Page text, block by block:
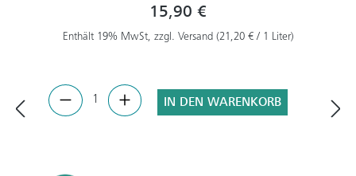
15,90 €
Enthält 19% MwSt, zzgl. Versand (21,20 € / 1 Liter)
IN DEN WARENKORB